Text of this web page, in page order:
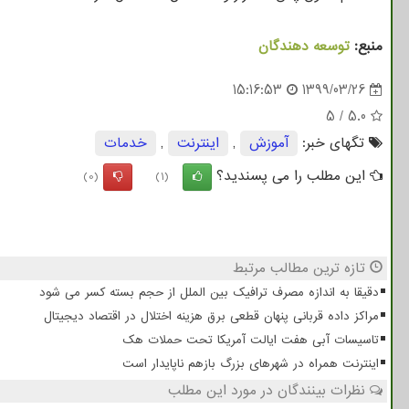
منبع: توسعه دهندگان
1399/03/26
15:16:53
5.0
/
5
تگهای خبر:
آموزش , اینترنت ,
خدمات
این مطلب را می پسندید؟
(1)
(0)
تازه ترین مطالب مرتبط
دقیقا به اندازه مصرف ترافیک بین الملل از حجم بسته کسر می شود
مراکز داده قربانی پنهان قطعی برق هزینه اختلال در اقتصاد دیجیتال
تاسیسات آبی هفت ایالت آمریکا تحت حملات هک
اینترنت همراه در شهرهای بزرگ بازهم ناپایدار است
نظرات بینندگان در مورد این مطلب